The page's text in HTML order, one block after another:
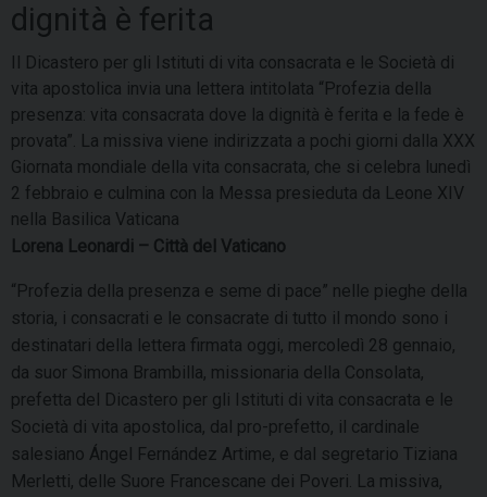
dignità è ferita
Il Dicastero per gli Istituti di vita consacrata e le Società di
vita apostolica invia una lettera intitolata “Profezia della
presenza: vita consacrata dove la dignità è ferita e la fede è
provata”. La missiva viene indirizzata a pochi giorni dalla XXX
Giornata mondiale della vita consacrata, che si celebra lunedì
2 febbraio e culmina con la Messa presieduta da Leone XIV
nella Basilica Vaticana
Lorena Leonardi – Città del Vaticano
“Profezia della presenza e seme di pace” nelle pieghe della
storia, i consacrati e le consacrate di tutto il mondo sono i
destinatari della lettera firmata oggi, mercoledì 28 gennaio,
da suor Simona Brambilla, missionaria della Consolata,
prefetta del Dicastero per gli Istituti di vita consacrata e le
Società di vita apostolica, dal pro-prefetto, il cardinale
salesiano Ángel Fernández Artime, e dal segretario Tiziana
Merletti, delle Suore Francescane dei Poveri. La missiva,